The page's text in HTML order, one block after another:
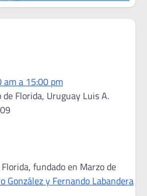
am a 15:00 pm
Florida, Uruguay Luis A.
fundado en Marzo de
González y Fernando Labandera